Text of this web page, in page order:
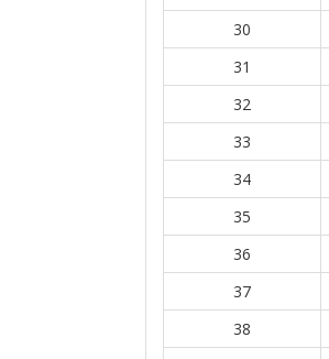
30
31
32
33
34
35
36
37
38